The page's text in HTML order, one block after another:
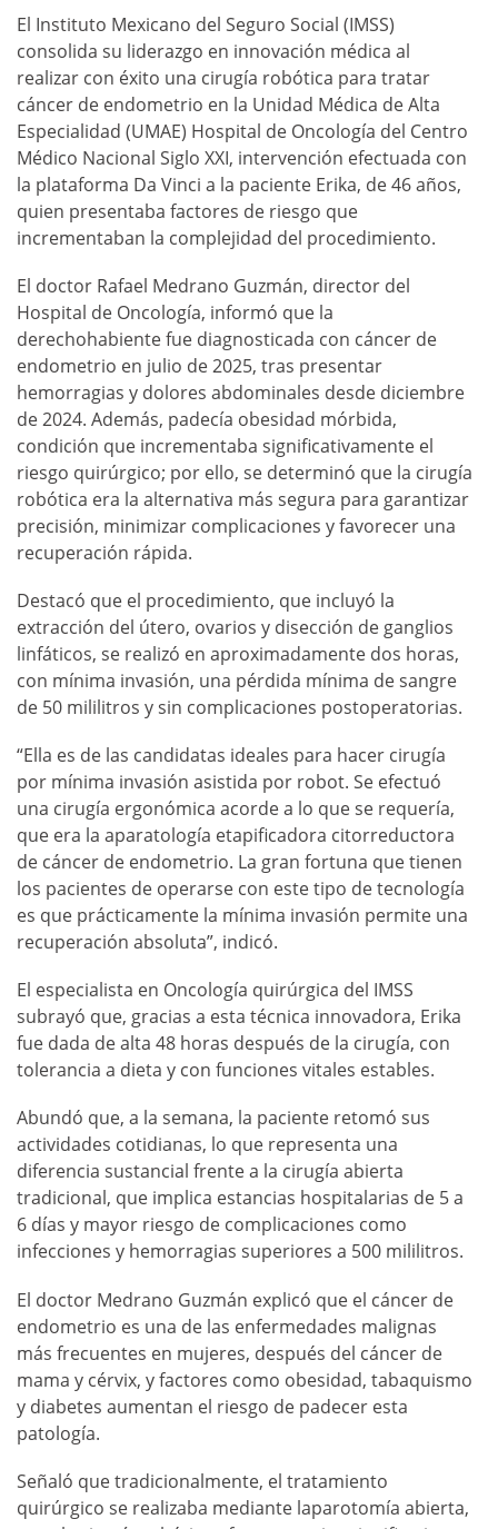
El Instituto Mexicano del Seguro Social (IMSS)
consolida su liderazgo en innovación médica al
realizar con éxito una cirugía robótica para tratar
cáncer de endometrio en la Unidad Médica de Alta
Especialidad (UMAE) Hospital de Oncología del Centro
Médico Nacional Siglo XXI, intervención efectuada con
la plataforma Da Vinci a la paciente Erika, de 46 años,
quien presentaba factores de riesgo que
incrementaban la complejidad del procedimiento.
El doctor Rafael Medrano Guzmán, director del
Hospital de Oncología, informó que la
derechohabiente fue diagnosticada con cáncer de
endometrio en julio de 2025, tras presentar
hemorragias y dolores abdominales desde diciembre
de 2024. Además, padecía obesidad mórbida,
condición que incrementaba significativamente el
riesgo quirúrgico; por ello, se determinó que la cirugía
robótica era la alternativa más segura para garantizar
precisión, minimizar complicaciones y favorecer una
recuperación rápida.
Destacó que el procedimiento, que incluyó la
extracción del útero, ovarios y disección de ganglios
linfáticos, se realizó en aproximadamente dos horas,
con mínima invasión, una pérdida mínima de sangre
de 50 mililitros y sin complicaciones postoperatorias.
“Ella es de las candidatas ideales para hacer cirugía
por mínima invasión asistida por robot. Se efectuó
una cirugía ergonómica acorde a lo que se requería,
que era la aparatología etapificadora citorreductora
de cáncer de endometrio. La gran fortuna que tienen
los pacientes de operarse con este tipo de tecnología
es que prácticamente la mínima invasión permite una
recuperación absoluta”, indicó.
El especialista en Oncología quirúrgica del IMSS
subrayó que, gracias a esta técnica innovadora, Erika
fue dada de alta 48 horas después de la cirugía, con
tolerancia a dieta y con funciones vitales estables.
Abundó que, a la semana, la paciente retomó sus
actividades cotidianas, lo que representa una
diferencia sustancial frente a la cirugía abierta
tradicional, que implica estancias hospitalarias de 5 a
6 días y mayor riesgo de complicaciones como
infecciones y hemorragias superiores a 500 mililitros.
El doctor Medrano Guzmán explicó que el cáncer de
endometrio es una de las enfermedades malignas
más frecuentes en mujeres, después del cáncer de
mama y cérvix, y factores como obesidad, tabaquismo
y diabetes aumentan el riesgo de padecer esta
patología.
Señaló que tradicionalmente, el tratamiento
quirúrgico se realizaba mediante laparotomía abierta,